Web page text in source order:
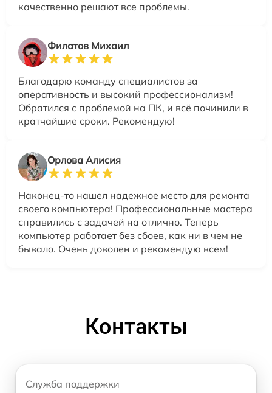
качественно решают все проблемы.
Филатов Михаил
Благодарю команду специалистов за
оперативность и высокий профессионализм!
Обратился с проблемой на ПК, и всё починили в
кратчайшие сроки. Рекомендую!
Орлова Алисия
Наконец-то нашел надежное место для ремонта
своего компьютера! Профессиональные мастера
справились с задачей на отлично. Теперь
компьютер работает без сбоев, как ни в чем не
бывало. Очень доволен и рекомендую всем!
Контакты
Служба поддержки